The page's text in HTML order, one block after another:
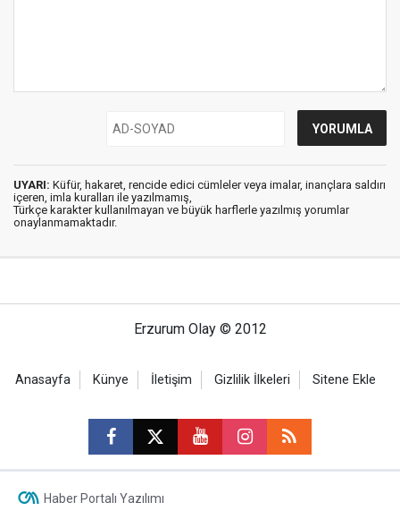
UYARI: Küfür, hakaret, rencide edici cümleler veya imalar, inançlara saldırı
içeren, imla kuralları ile yazılmamış,
Türkçe karakter kullanılmayan ve büyük harflerle yazılmış yorumlar
onaylanmamaktadır.
Erzurum Olay © 2012
Anasayfa Künye İletişim Gizlilik İlkeleri Sitene Ekle
Haber Portalı Yazılımı